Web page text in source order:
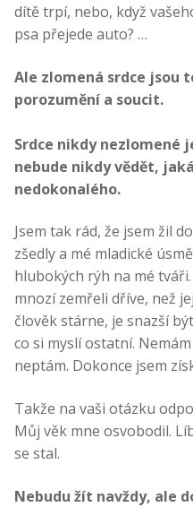
dítě trpí, nebo, když
psa přejede auto? …
Ale zlomená srdce jsou
porozumění a soucit.
Srdce nikdy nezlomené
nebude nikdy vědět,
nedokonalého.
Jsem tak rád, že jsem žil
zšedly a mé mladické
hlubokých rýh na mé
mnozí zemřeli dříve, než
člověk stárne, je snazší
co si myslí ostatní.
neptám. Dokonce jsem
Takže na vaši otázku
Můj věk mne osvobodil.
se stal.
Nebudu žít navždy, ale